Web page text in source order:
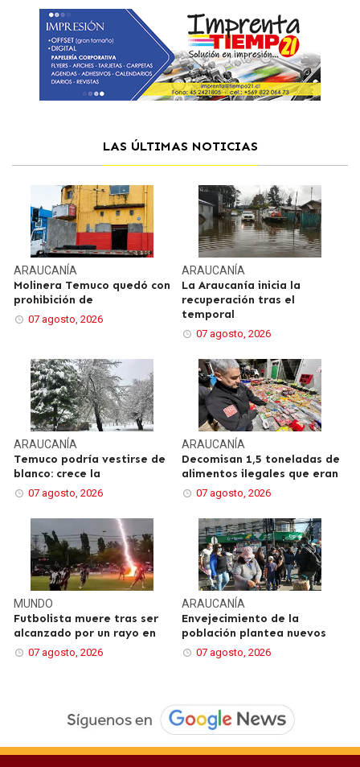
LAS ÚLTIMAS NOTICIAS
ARAUCANÍA
Molinera Temuco quedó con
prohibición de
07 agosto, 2026
ARAUCANÍA
La Araucanía inicia la
recuperación tras el
temporal
07 agosto, 2026
ARAUCANÍA
Temuco podría vestirse de
blanco: crece la
07 agosto, 2026
ARAUCANÍA
Decomisan 1,5 toneladas de
alimentos ilegales que eran
07 agosto, 2026
MUNDO
Futbolista muere tras ser
alcanzado por un rayo en
07 agosto, 2026
ARAUCANÍA
Envejecimiento de la
población plantea nuevos
07 agosto, 2026